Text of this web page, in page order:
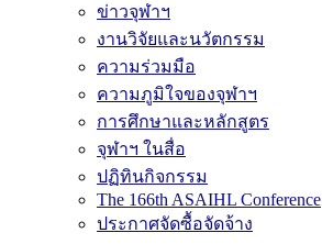
ข่าวจุฬาฯ
งานวิจัยและนวัตกรรม
ความร่วมมือ
ความภูมิใจของจุฬาฯ
การศึกษาและหลักสูตร
จุฬาฯ ในสื่อ
ปฏิทินกิจกรรม
The 166th ASAIHL Conference
ประกาศจัดซื้อจัดจ้าง